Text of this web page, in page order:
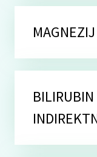
MAGNEZIJ